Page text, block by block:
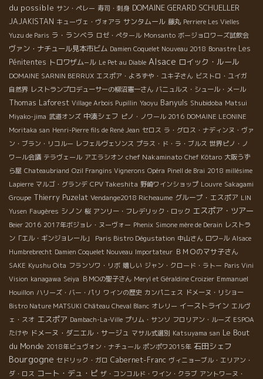
du possible サン・ペレー 寿司・刺身 DOMAINE GERARD SCHUELLER
JAJAKISTAN キューヴェ・ヴォアラ サンタムール 藤丸 Perriere Les Vielles
Yuzu de Paris ラ・ランベラ ロゼ・ぺタール Monsanto ボージョロワーズ試飲会
ヴァン・ナチュール見本市ビム Damien Coquelet Nouveau 2018 Bonastre Les
Pénitentes トロワザム−ル Le Pet au Diable Alsace ロイック・ルール
DOMAINE SARNIN BERRUX エスポア・よろずや・ユキ子さん ビストロ・ユイガ
自然界 レストランプロデューサーの柳沼憲一さん バニュルス・シュール・メール
Thomas Laforest Village Arbois Pupillin Yaoyu Banyuls Shubidoba Matsui
Miyako-jima 武道オンズ 中湊シェフ ピノ・ノワール 2016 DOMAINE LEONINE
Moritaka san Henri-Pierre fils de René Jean セロス ラ・グロス・ナディンヌ・ヴァ
ン・ブラン・リコルー レフェルヴェソンス プラス・ド・ラ・ブルス 世界ピノ・ノ
ワール会議 テラヴェール アエラシオン chef Nakaminato Chef Kôtaro 大阪うず
ら屋 Chateaubriand Ozil Frangins Vignerons Opéra Pinell de Brai 2018 millésime
Lapierre マルゴ・グランデ CPV Takeshita 野崎ワインショップ Louvre Sakagami
Groupe Thierry Puzelat Vendange2018 Richeaume グループ・エスポア LIN
Yusen Faugères シノン 桜 アンリー・フレデリック・ロック エスポア・ツアー
Beier 2016 2017年ボジョレ・ヌーヴォー Phenix Simone mère de Derain レストラ
ン「エル・ギンジョレール」
Paris Bistro Dégustation 中山さん ロワ−ル Alsace
Humbrebrecht Damien Coquelet Nouveau Importateur ＢＭＯのマサ子さん
SAKE Kyushu Oita フランソワ・リボ 嬉しい ジャン・クロード・ラトー Paris Vini
Vision kanagawa Seiya ＢＭОの聖子さん Meryl et Géraldine Croizier Emmanuel
Houillon ハリーズ・バー・パリ ワインの歴史 カンパニェス ドメーヌ・リショー
Bistro Nature MATSUKI Château Cheval Blanc オレリー イーストライン エルヴ
ェ・スオ エスポア Dambach-La-Ville プリム・サンソ フロリアン・ルーズ ESPOA
たけや ドメーヌ・ダニエル・サージュ マサル式選別 Katsuyama san Le Bout
du Monde 2018年ビュヴォン・ナチュール ポンポワ2015年 石田シェフ
Bourgogne セドリック・ガロ Cabernet-Franc ヴィニョーブル・エリアン・
ダ・ロス コート・デュ・ピ ザ・コンコルド・ワイン・クラブ アントワーヌ・